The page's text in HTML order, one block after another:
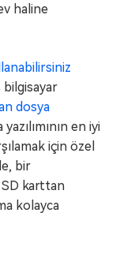
haline
dosya
en iyi
için özel
bir
karttan
kolayca